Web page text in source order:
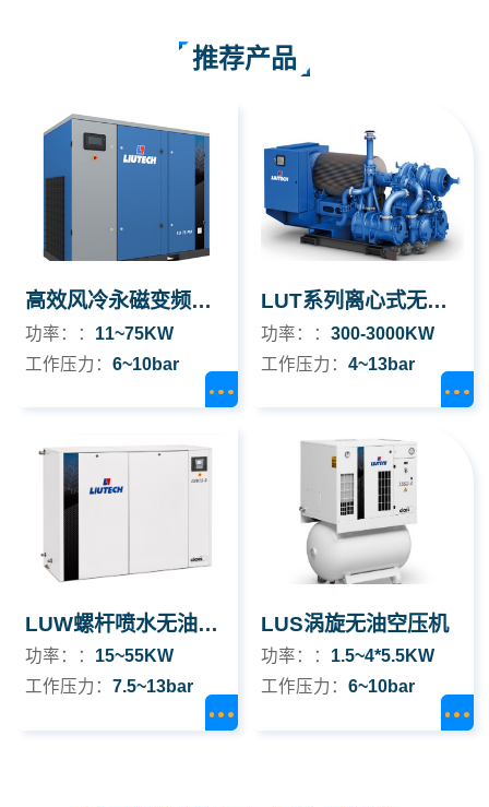
推荐产品
高效风冷永磁变频空压机
功率：： 11~75KW
工作压力：6~10bar
LUT系列离心式无油空压机
功率：：300-3000KW
工作压力：4~13bar
LUW螺杆喷水无油空压机
功率：： 15~55KW
工作压力：7.5~13bar
LUS涡旋无油空压机
功率：： 1.5~4*5.5KW
工作压力：6~10bar